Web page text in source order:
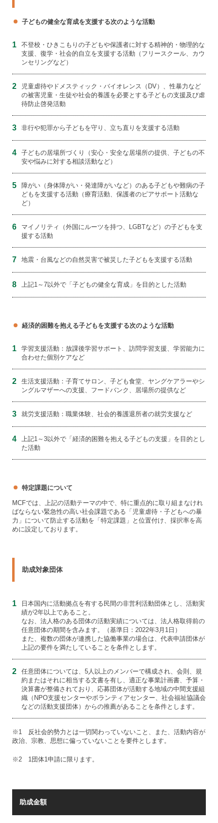
子どもの健全な育成を支援する次のような活動
1
不登校・ひきこもりの子どもや保護者に対する精神的・物理的な
支援、復学・社会的自立を支援する活動（フリースクール、カウ
ンセリングなど）
2
児童虐待やドメスティック・バイオレンス（DV）、性暴力など
の被害児童・生徒や社会的養護を必要とする子どもの支援及び虐
待防止啓発活動
3 非行や犯罪から子どもを守り、立ち直りを支援する活動
4
子どもの居場所づくり（安心・安全な居場所の提供、子どもの不
安や悩みに対する相談活動など）
5
障がい（身体障がい・発達障がいなど）のある子どもや難病の子
どもを支援する活動（療育活動、保護者のピアサポート活動な
ど）
6
マイノリティ（外国にルーツを持つ、LGBTなど）の子どもを支
援する活動
7 地震・台風などの自然災害で被災した子どもを支援する活動
8 上記1～7以外で「子どもの健全な育成」を目的とした活動
経済的困難を抱える子どもを支援する次のような活動
1
学習支援活動：放課後学習サポート、訪問学習支援、学習能力に
合わせた個別ケアなど
2
生活支援活動：子育てサロン、子ども食堂、ヤングケアラーやシ
ングルマザーへの支援、フードバンク、居場所の提供など
3 就労支援活動：職業体験、社会的養護退所者の就労支援など
4
上記1～3以外で「経済的困難を抱える子どもの支援」を目的とし
た活動
特定課題について
MCFでは、上記の活動テーマの中で、特に重点的に取り組まなけれ
ばならない緊急性の高い社会課題である「児童虐待・子どもへの暴
力」について防止する活動を「特定課題」と位置付け、採択率を高
めに設定しております。
助成対象団体
1
日本国内に活動拠点を有する民間の非営利活動団体とし、活動実
績が2年以上であること。
なお、法人格のある団体の活動実績については、法人格取得前の
任意団体の期間を含みます。（基準日：2022年3月1日）
また、複数の団体が連携した協働事業の場合は、代表申請団体が
上記の要件を満たしていることを条件とします。
2
任意団体については、5人以上のメンバーで構成され、会則、規
約またはそれに相当する文書を有し、適正な事業計画書、予算・
決算書が整備されており、応募団体が活動する地域の中間支援組
織（NPO支援センターやボランティアセンター、社会福祉協議会
などの活動支援団体）からの推薦があることを条件とします。
※1 反社会的勢力とは一切関わっていないこと、また、活動内容が
政治、宗教、思想に偏っていないことを要件とします。
※2 1団体1申請に限ります。
助成金額